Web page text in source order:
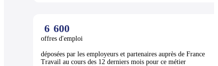
6 600
offres d'emploi
déposées par les employeurs et partenaires auprès de France
Travail au cours des 12 derniers mois pour ce métier